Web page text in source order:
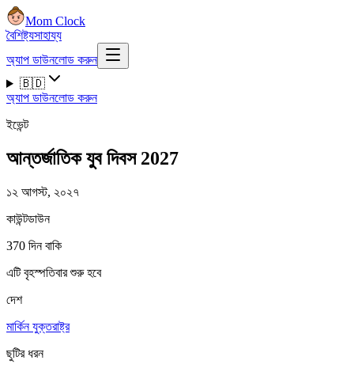
Mom Clock
বৈশিষ্ট্যসাহায্য
অ্যাপ ডাউনলোড করুন
🇧🇩
অ্যাপ ডাউনলোড করুন
ইভেন্ট
আন্তর্জাতিক যুব দিবস 2027
১২ আগস্ট, ২০২৭
কাউন্টডাউন
370 দিন বাকি
এটি বৃহস্পতিবার শুরু হবে
দেশ
মার্কিন যুক্তরাষ্ট্র
ছুটির ধরন